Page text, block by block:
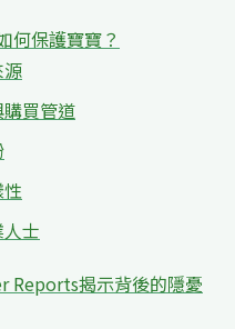
何保護寶寶？
買管道
士
Reports揭示背後的隱憂